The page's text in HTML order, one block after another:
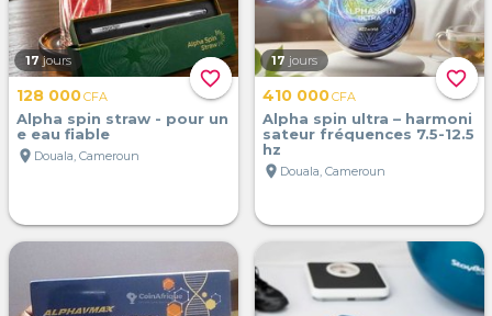
favorite_border
17 jours
128 000CFA
Alpha spin straw - pour un
e eau fiable
location_on Douala, Cameroun
favorite_border
17 jours
410 000CFA
Alpha spin ultra – harmoni
sateur fréquences 7.5-12.5
hz
location_on Douala, Cameroun